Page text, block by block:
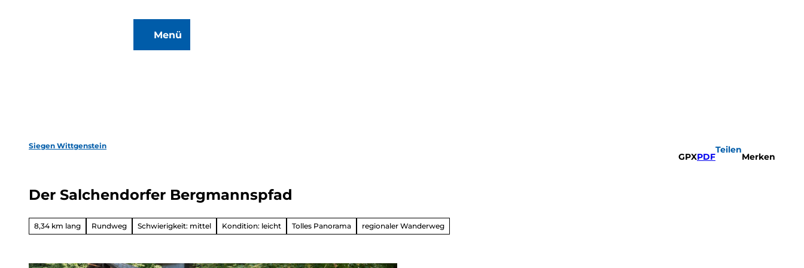
Menü
Radfahren
Wintervergnüg
Ausflugsziele
Siegen Wittgenstein
GPXPDF
Teilen
Merken
Der Salchendorfer Bergmannspfad
8,34 km lang Rundweg Schwierigkeit: mittel Kondition: leicht Tolles Panorama regionaler Wanderweg